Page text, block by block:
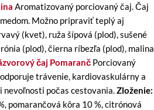
Aromatizovaný porciovaný čaj. Čaj
Možno pripraviť teplý aj
(kvet), ruža šípová (plod), sušené
(plod), čierna ríbezľa (plod), malina
čaj Pomaranč Porciovaný
trávenie, kardiovaskulárny a
nevoľnosti počas cestovania.Zloženie:
pomarančová kôra 10 %, citrónová